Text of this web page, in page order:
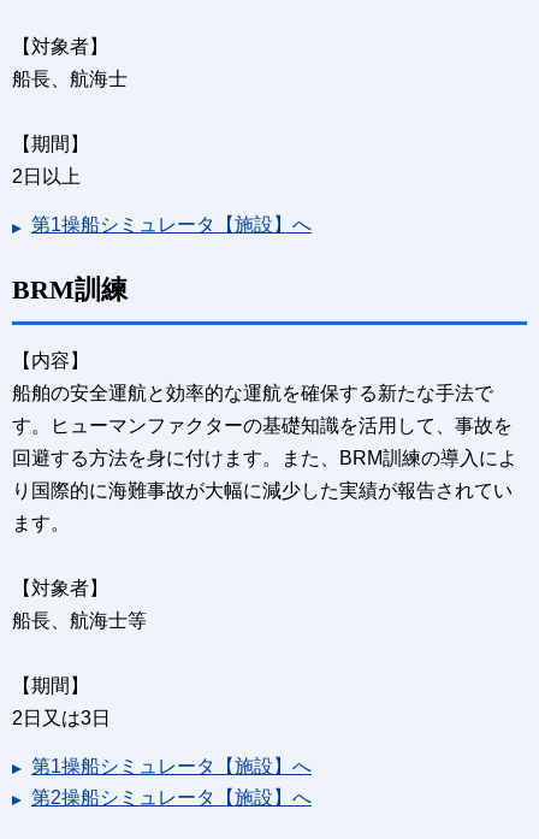
【対象者】
船長、航海士
【期間】
2日以上
第1操船シミュレータ【施設】へ
BRM訓練
【内容】
船舶の安全運航と効率的な運航を確保する新たな手法で
す。ヒューマンファクターの基礎知識を活用して、事故を
回避する方法を身に付けます。また、BRM訓練の導入によ
り国際的に海難事故が大幅に減少した実績が報告されてい
ます。
【対象者】
船長、航海士等
【期間】
2日又は3日
第1操船シミュレータ【施設】へ
第2操船シミュレータ【施設】へ